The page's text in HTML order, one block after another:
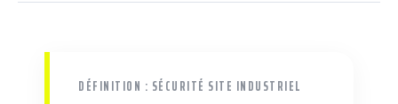
DÉFINITION : SÉCURITÉ SITE INDUSTRIEL